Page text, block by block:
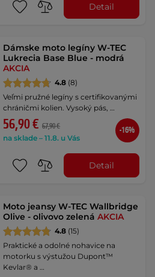
Detail
Dámske moto legíny W-TEC
Lukrecia Base Blue - modrá
AKCIA
4.8 (8)
Veľmi pružné legíny s certifikovanými
chráničmi kolien. Vysoký pás, …
56,90 € 67,90 €
na sklade – 11.8. u Vás
-16%
Detail
Moto jeansy W-TEC Wallbridge
Olive - olivovo zelenáAKCIA
4.8 (15)
Praktické a odolné nohavice na
motorku s výstužou Dupont™
Kevlar® a …